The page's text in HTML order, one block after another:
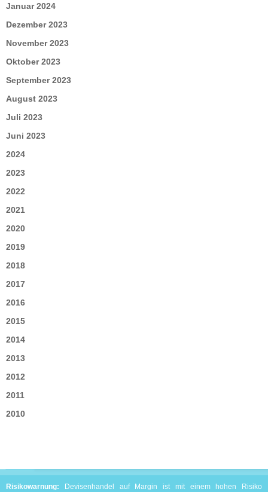
Januar 2024
Dezember 2023
November 2023
Oktober 2023
September 2023
August 2023
Juli 2023
Juni 2023
2024
2023
2022
2021
2020
2019
2018
2017
2016
2015
2014
2013
2012
2011
2010
Risikowarnung: Devisenhandel auf Margin ist mit einem hohen Risiko